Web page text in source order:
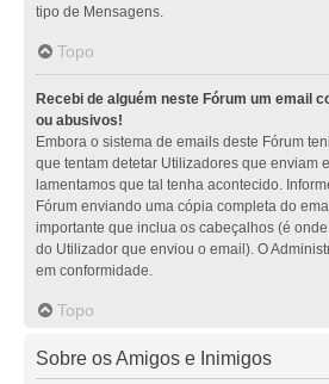
tipo de Mensagens.
Topo
Recebi de alguém neste Fórum um email
ou abusivos!
Embora o sistema de emails deste Fórum
que tentam detetar Utilizadores que enviam
lamentamos que tal tenha acontecido.
Fórum enviando uma cópia completa do
importante que inclua os cabeçalhos (é
do Utilizador que enviou o email). O
em conformidade.
Topo
Sobre os Amigos e Inimigos